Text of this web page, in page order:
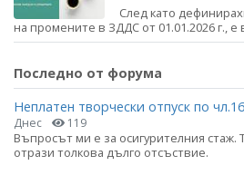
След като
на промените в ЗДДС от 01.01.2026 г., е
Последно от форума
Неплатен творчески отпуск по
Днес 119
Въпросът ми е за осигурителния стаж.
отрази толкова дълго отсъствие.